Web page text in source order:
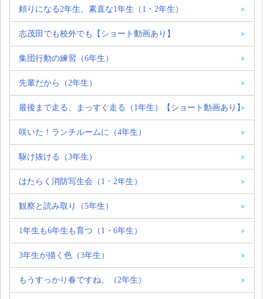
頼りになる2年生、素直な1年生（1・2年生）
志茂田でも校外でも【ショート動画あり】
集団行動の練習（6年生）
先輩だから（2年生）
最後まで走る、まっすぐ走る（1年生）【ショート動画あり】
咲いた！ランチルームに（4年生）
駆け抜ける（3年生）
はたらく消防写生会（1・2年生）
観察と読み取り（5年生）
1年生も6年生も育つ（1・6年生）
3年生が描く色（3年生）
もうすっかり春ですね。（2年生）